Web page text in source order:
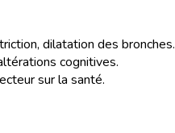
dilatation des bronches.
cognitives.
sur la santé.